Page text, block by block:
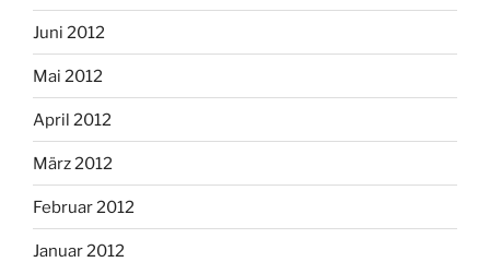
Juni 2012
Mai 2012
April 2012
März 2012
Februar 2012
Januar 2012